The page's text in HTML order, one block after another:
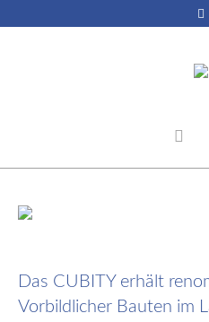
22. Februar 2022
Das CUBITY erhält
Vorbildlicher Bauten im